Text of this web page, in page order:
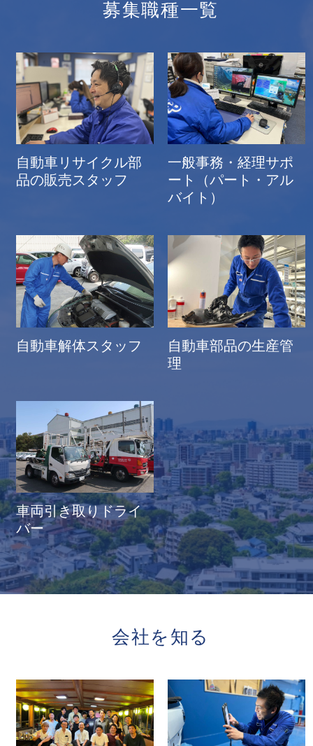
募集職種一覧
自動車リサイクル部
品の販売スタッフ
一般事務・経理サポ
ート（パート・アル
バイト）
自動車解体スタッフ
自動車部品の生産管
理
車両引き取りドライ
バー
会社を知る